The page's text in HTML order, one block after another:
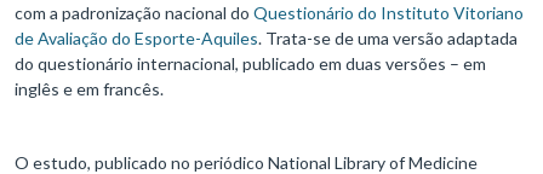
com a padronização nacional do Questionário do Instituto Vitoriano
de Avaliação do Esporte-Aquiles. Trata-se de uma versão adaptada
do questionário internacional, publicado em duas versões – em
inglês e em francês.
O estudo, publicado no periódico National Library of Medicine